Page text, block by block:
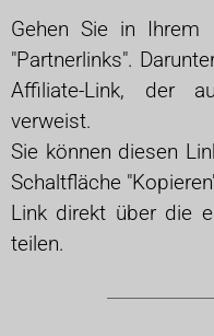
Gehen Sie in Ihrem
"Partnerlinks".
Affiliate-Link, der
verweist.
Sie können diesen
Schaltfläche
Link direkt über die
teilen.